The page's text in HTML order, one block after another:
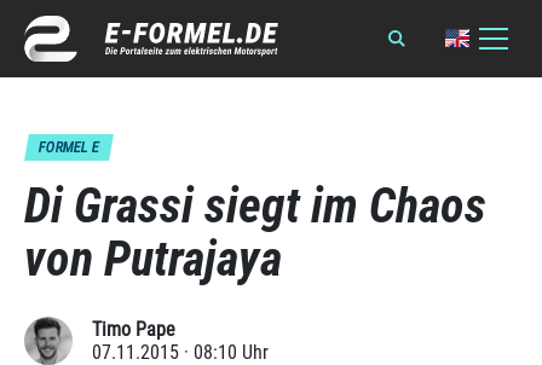
FORMEL E
Di Grassi siegt im Chaos
von Putrajaya
Timo Pape
07.11.2015 · 08:10 Uhr